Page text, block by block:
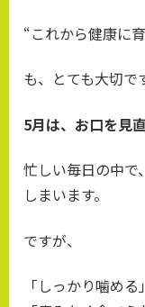
“これから健康に
も、とても大切で
5月は、お口を見
忙しい毎日の中で
しまいます。
ですが、
「しっかり噛める」